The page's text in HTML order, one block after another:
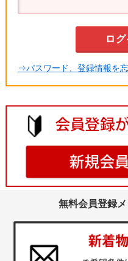
⇒パスワード、登録情報を
無料会員登録